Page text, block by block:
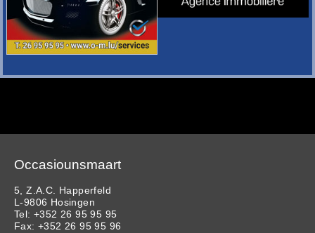
Occasiounsmaart
5, Z.A.C. Happerfeld
L-9806 Hosingen
Tel: +352 26 95 95 95
Fax: +352 26 95 95 96